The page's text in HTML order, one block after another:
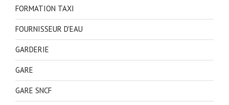
FORMATION TAXI
FOURNISSEUR D'EAU
GARDERIE
GARE
GARE SNCF